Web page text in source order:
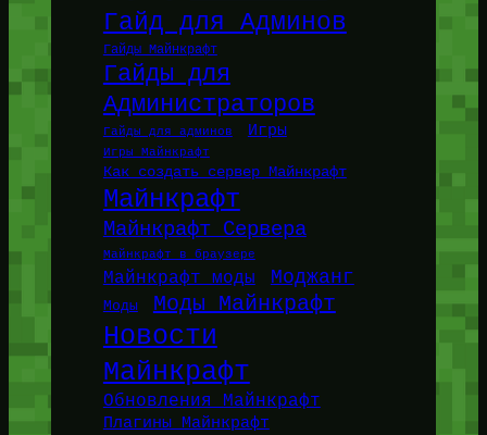
Гайд для Админов
Гайды Майнкрафт
Гайды для
Администраторов
Гайды для админов Игры
Игры Майнкрафт
Как создать сервер Майнкрафт
Майнкрафт
Майнкрафт Сервера
Майнкрафт в браузере
Майнкрафт моды Моджанг
Моды Моды Майнкрафт
Новости
Майнкрафт
Обновления Майнкрафт
Плагины Майнкрафт